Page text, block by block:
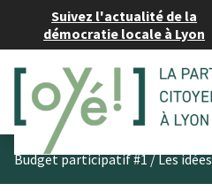
Suivez l'actualité de la
démocratie locale à Lyon
Budget participatif #1/Les